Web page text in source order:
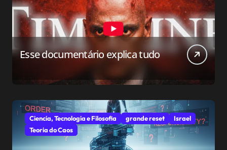
Esse documentário explica tudo
Ciencia, Tecnologia e Filosofia grande reset
Israel
Teoria do Caos